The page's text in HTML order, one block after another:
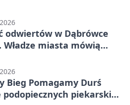
odwiertów w Dąbrówce
Władze miasta mówią
Bieg Pomagamy Durś
podopiecznych piekarskich